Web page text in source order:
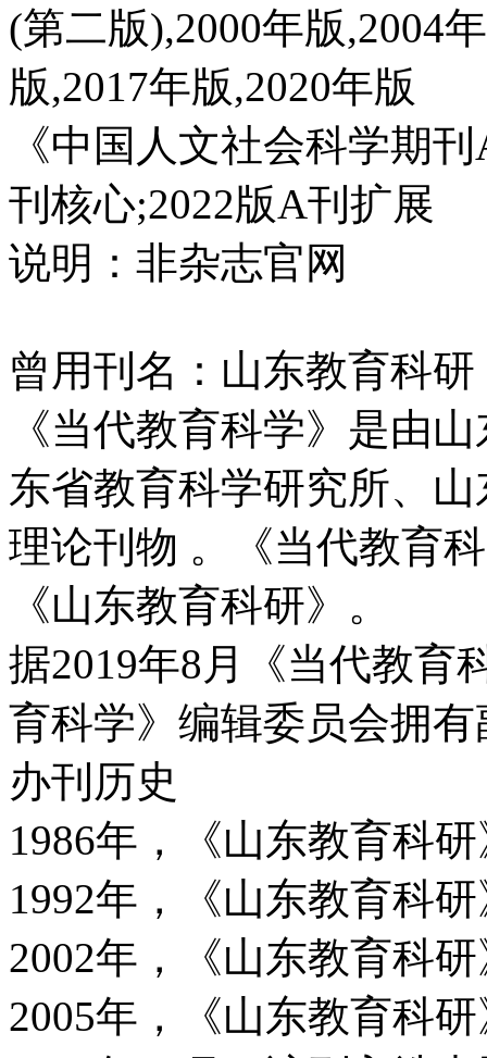
(第二版),2000年版,2004
版,2017年版,2020年版
《中国人文社会科学期
刊核心;2022版A刊扩展
说明：非杂志官网
曾用刊名：山东教育科研
《当代教育科学》是由
东省教育科学研究所、
理论刊物 。《当代教育
《山东教育科研》。
据2019年8月《当代教育
育科学》编辑委员会拥
办刊历史
1986年，《山东教育科
1992年，《山东教育科
2002年，《山东教育科
2005年，《山东教育科